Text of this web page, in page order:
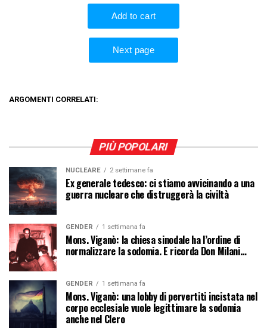
ARGOMENTI CORRELATI:
PIÙ POPOLARI
NUCLEARE 2 settimane fa
Ex generale tedesco: ci stiamo avvicinando a una
guerra nucleare che distruggerà la civiltà
GENDER 1 settimana fa
Mons. Viganò: la chiesa sinodale ha l’ordine di
normalizzare la sodomia. E ricorda Don Milani…
GENDER 1 settimana fa
Mons. Viganò: una lobby di pervertiti incistata nel
corpo ecclesiale vuole legittimare la sodomia
anche nel Clero